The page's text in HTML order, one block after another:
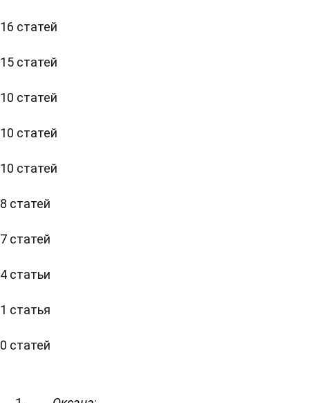
16 статей
15 статей
10 статей
10 статей
10 статей
8 статей
7 статей
4 статьи
1 статья
0 статей